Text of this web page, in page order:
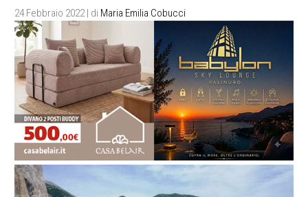
24 Febbraio 2022 | di Maria Emilia Cobucci